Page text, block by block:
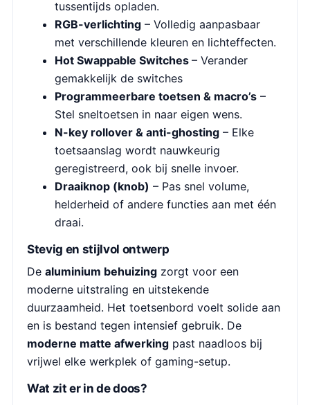
tussentijds opladen.
RGB-verlichting – Volledig aanpasbaar
met verschillende kleuren en lichteffecten.
Hot Swappable Switches – Verander
gemakkelijk de switches
Programmeerbare toetsen & macro’s –
Stel sneltoetsen in naar eigen wens.
N-key rollover & anti-ghosting – Elke
toetsaanslag wordt nauwkeurig
geregistreerd, ook bij snelle invoer.
Draaiknop (knob) – Pas snel volume,
helderheid of andere functies aan met één
draai.
Stevig en stijlvol ontwerp
De aluminium behuizing zorgt voor een
moderne uitstraling en uitstekende
duurzaamheid. Het toetsenbord voelt solide aan
en is bestand tegen intensief gebruik. De
moderne matte afwerking past naadloos bij
vrijwel elke werkplek of gaming-setup.
Wat zit er in de doos?